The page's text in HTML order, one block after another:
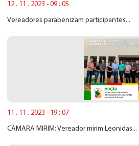
12 . 11 . 2023 - 09 : 05
Vereadores parabenizam participantes...
11 . 11 . 2023 - 19 : 07
CÂMARA MIRIM: Vereador mirim Leonidas...